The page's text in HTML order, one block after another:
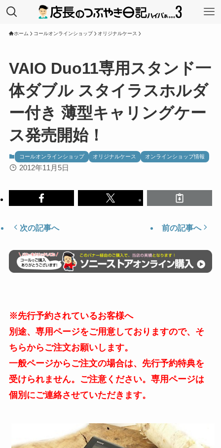
ホーム コールオンラインショップ オリジナルケース
VAIO Duo11専用スタンド一
体ダブル スタイラスホルダ
ー付き 薄型キャリングケー
ス発売開始！
コールオンラインショップ オリジナルケース オンラインショップ情報
2012年11月5日
次の記事へ 前の記事へ
※先行予約されているお客様へ
別途、専用ページをご用意しておりますので、そ
ちらからご注文お願いします。
一般ページからご注文の場合は、先行予約特典を
受けられません。ご注意ください。専用ページは
個別にご連絡させていただきます。